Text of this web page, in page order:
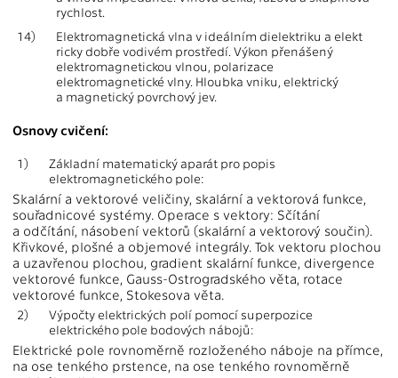
rychlost.
14)
Elektromagnetická vlna v ideálním dielektriku a elekt
ricky dobře vodivém prostředí. Výkon přenášený
elektromagnetickou vlnou, polarizace
elektromagnetické vlny. Hloubka vniku, elektrický
a magnetický povrchový jev.
Osnovy cvičení:
1)
Základní matematický aparát pro popis
elektromagnetického pole:
Skalární a vektorové veličiny, skalární a vektorová funkce,
souřadnicové systémy. Operace s vektory: Sčítání
a odčítání, násobení vektorů (skalární a vektorový součin).
Křivkové, plošné a objemové integrály. Tok vektoru plochou
a uzavřenou plochou, gradient skalární funkce, divergence
vektorové funkce, Gauss-Ostrogradského věta, rotace
vektorové funkce, Stokesova věta.
2)
Výpočty elektrických polí pomocí superpozice
elektrického pole bodových nábojů:
Elektrické pole rovnoměrně rozloženého náboje na přímce,
na ose tenkého prstence, na ose tenkého rovnoměrně